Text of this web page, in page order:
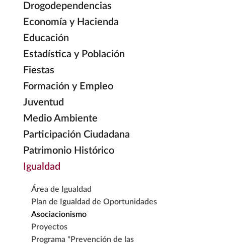
Drogodependencias
Economía y Hacienda
Educación
Estadística y Población
Fiestas
Formación y Empleo
Juventud
Medio Ambiente
Participación Ciudadana
Patrimonio Histórico
Igualdad
Área de Igualdad
Plan de Igualdad de Oportunidades
Asociacionismo
Proyectos
Programa "Prevención de las